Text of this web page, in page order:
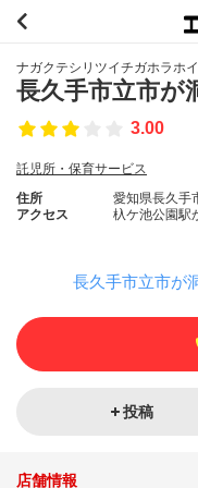
ナガクテシリツイチガホラホ
長久手市立市が
3.00
託児所・保育サービス
住所
愛知県長久手
アクセス
杁ケ池公園駅
長久手市立市が
投稿
店舗情報